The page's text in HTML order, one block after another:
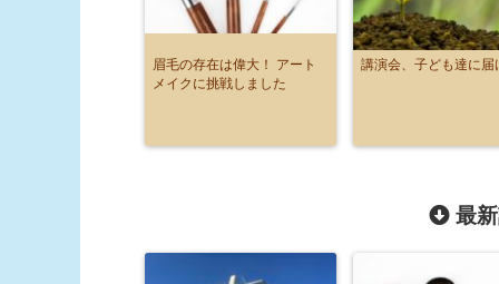
眉毛の存在は偉大！ アート
メイクに挑戦しました
講演会、子ども達に届
最